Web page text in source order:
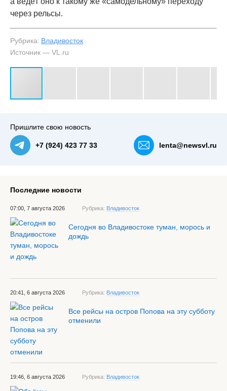
через рельсы.
Рубрика: Владивосток
Источник — VL.ru
Пришлите свою новость
+7 (924) 423 77 33 lenta@newsvl.ru
Последние новости
07:00, 7 августа 2026 Рубрика: Владивосток
Сегодня во Владивостоке туман, морось и
дождь
20:41, 6 августа 2026 Рубрика: Владивосток
Все рейсы на остров Попова на эту субботу
отменили
19:46, 6 августа 2026 Рубрика: Владивосток